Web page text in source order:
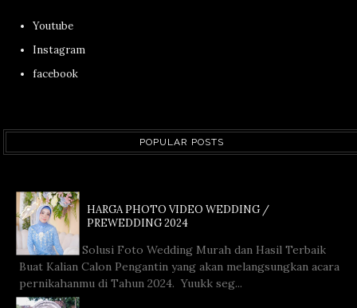
Youtube
Instagram
facebook
POPULAR POSTS
HARGA PHOTO VIDEO WEDDING /
PREWEDDING 2024
Solusi Foto Wedding Murah dan Hasil Terbaik
Buat Kalian Calon Pengantin yang akan melangsungkan acara
pernikahanmu di Tahun 2024. Yuukk seg...